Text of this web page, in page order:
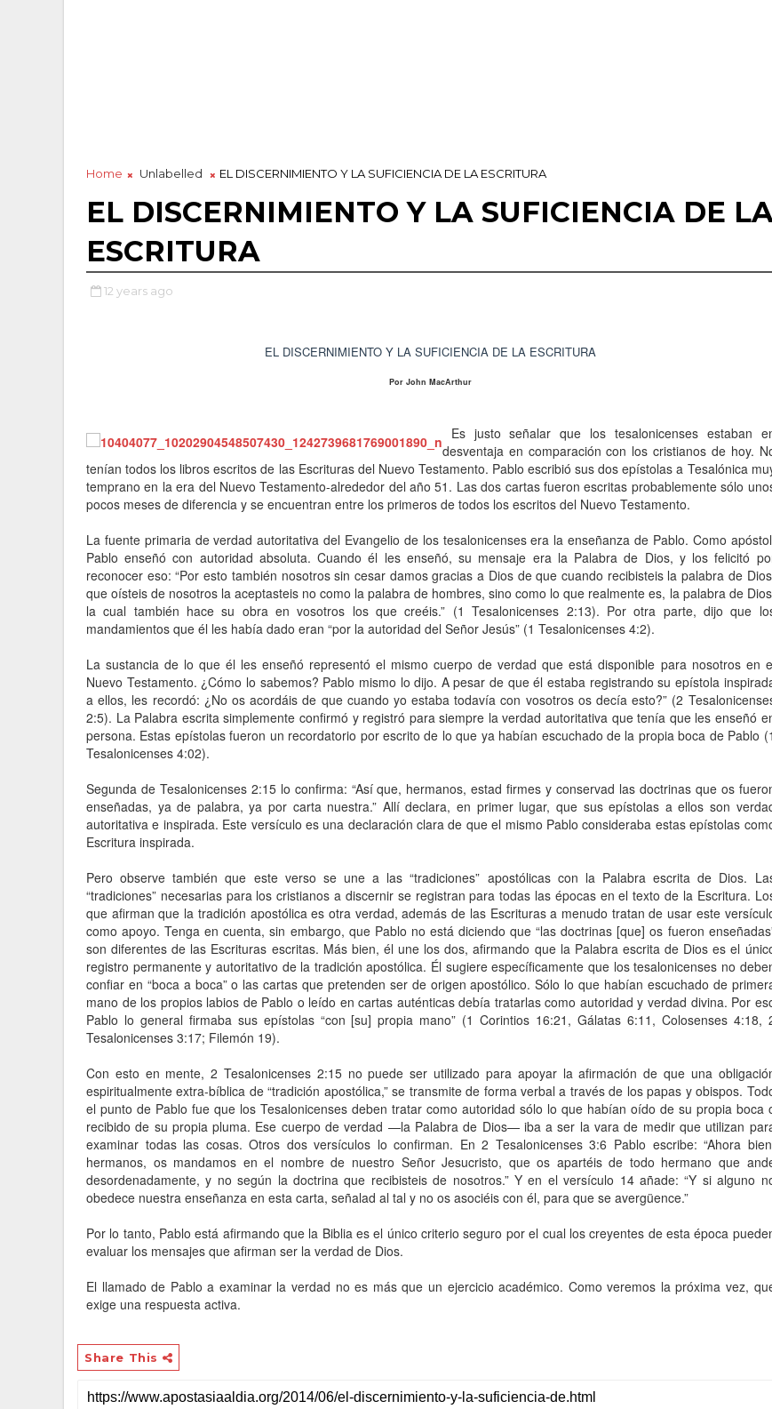
Home Unlabelled EL DISCERNIMIENTO Y LA SUFICIENCIA DE LA ESCRITURA
EL DISCERNIMIENTO Y LA SUFICIENCIA DE
ESCRITURA
12 years ago
EL DISCERNIMIENTO Y LA SUFICIENCIA DE LA ESCRITURA
Por John MacArthur
Es justo señalar que los tesalonicenses estaban
desventaja en comparación con los cristianos de hoy.
tenían todos los libros escritos de las Escrituras del Nuevo Testamento. Pablo escribió sus dos epístolas a Tesalónica
temprano en la era del Nuevo Testamento-alrededor del año 51. Las dos cartas fueron escritas probablemente sólo
pocos meses de diferencia y se encuentran entre los primeros de todos los escritos del Nuevo Testamento.
La fuente primaria de verdad autoritativa del Evangelio de los tesalonicenses era la enseñanza de Pablo. Como
Pablo enseñó con autoridad absoluta. Cuando él les enseñó, su mensaje era la Palabra de Dios, y los felicitó
reconocer eso: “Por esto también nosotros sin cesar damos gracias a Dios de que cuando recibisteis la palabra de
que oísteis de nosotros la aceptasteis no como la palabra de hombres, sino como lo que realmente es, la palabra de
la cual también hace su obra en vosotros los que creéis.” (1 Tesalonicenses 2:13). Por otra parte, dijo que
mandamientos que él les había dado eran “por la autoridad del Señor Jesús” (1 Tesalonicenses 4:2).
La sustancia de lo que él les enseñó representó el mismo cuerpo de verdad que está disponible para nosotros en
Nuevo Testamento. ¿Cómo lo sabemos? Pablo mismo lo dijo. A pesar de que él estaba registrando su epístola
a ellos, les recordó: ¿No os acordáis de que cuando yo estaba todavía con vosotros os decía esto?” (2
2:5). La Palabra escrita simplemente confirmó y registró para siempre la verdad autoritativa que tenía que les enseñó
persona. Estas epístolas fueron un recordatorio por escrito de lo que ya habían escuchado de la propia boca de Pablo (1
Tesalonicenses 4:02).
Segunda de Tesalonicenses 2:15 lo confirma: “Así que, hermanos, estad firmes y conservad las doctrinas que os
enseñadas, ya de palabra, ya por carta nuestra.” Allí declara, en primer lugar, que sus epístolas a ellos son
autoritativa e inspirada. Este versículo es una declaración clara de que el mismo Pablo consideraba estas epístolas
Escritura inspirada.
Pero observe también que este verso se une a las “tradiciones” apostólicas con la Palabra escrita de Dios.
“tradiciones” necesarias para los cristianos a discernir se registran para todas las épocas en el texto de la Escritura.
que afirman que la tradición apostólica es otra verdad, además de las Escrituras a menudo tratan de usar este
como apoyo. Tenga en cuenta, sin embargo, que Pablo no está diciendo que “las doctrinas [que] os fueron
son diferentes de las Escrituras escritas. Más bien, él une los dos, afirmando que la Palabra escrita de Dios es el
registro permanente y autoritativo de la tradición apostólica. Él sugiere específicamente que los tesalonicenses no
confiar en “boca a boca” o las cartas que pretenden ser de origen apostólico. Sólo lo que habían escuchado de
mano de los propios labios de Pablo o leído en cartas auténticas debía tratarlas como autoridad y verdad divina. Por
Pablo lo general firmaba sus epístolas “con [su] propia mano” (1 Corintios 16:21, Gálatas 6:11, Colosenses 4:18,
Tesalonicenses 3:17; Filemón 19).
Con esto en mente, 2 Tesalonicenses 2:15 no puede ser utilizado para apoyar la afirmación de que una
espiritualmente extra-bíblica de “tradición apostólica,” se transmite de forma verbal a través de los papas y obispos.
el punto de Pablo fue que los Tesalonicenses deben tratar como autoridad sólo lo que habían oído de su propia boca
recibido de su propia pluma. Ese cuerpo de verdad —la Palabra de Dios— iba a ser la vara de medir que utilizan
examinar todas las cosas. Otros dos versículos lo confirman. En 2 Tesalonicenses 3:6 Pablo escribe: “Ahora
hermanos, os mandamos en el nombre de nuestro Señor Jesucristo, que os apartéis de todo hermano que
desordenadamente, y no según la doctrina que recibisteis de nosotros.” Y en el versículo 14 añade: “Y si alguno
obedece nuestra enseñanza en esta carta, señalad al tal y no os asociéis con él, para que se avergüence.”
Por lo tanto, Pablo está afirmando que la Biblia es el único criterio seguro por el cual los creyentes de esta época
evaluar los mensajes que afirman ser la verdad de Dios.
El llamado de Pablo a examinar la verdad no es más que un ejercicio académico. Como veremos la próxima vez,
exige una respuesta activa.
Share This